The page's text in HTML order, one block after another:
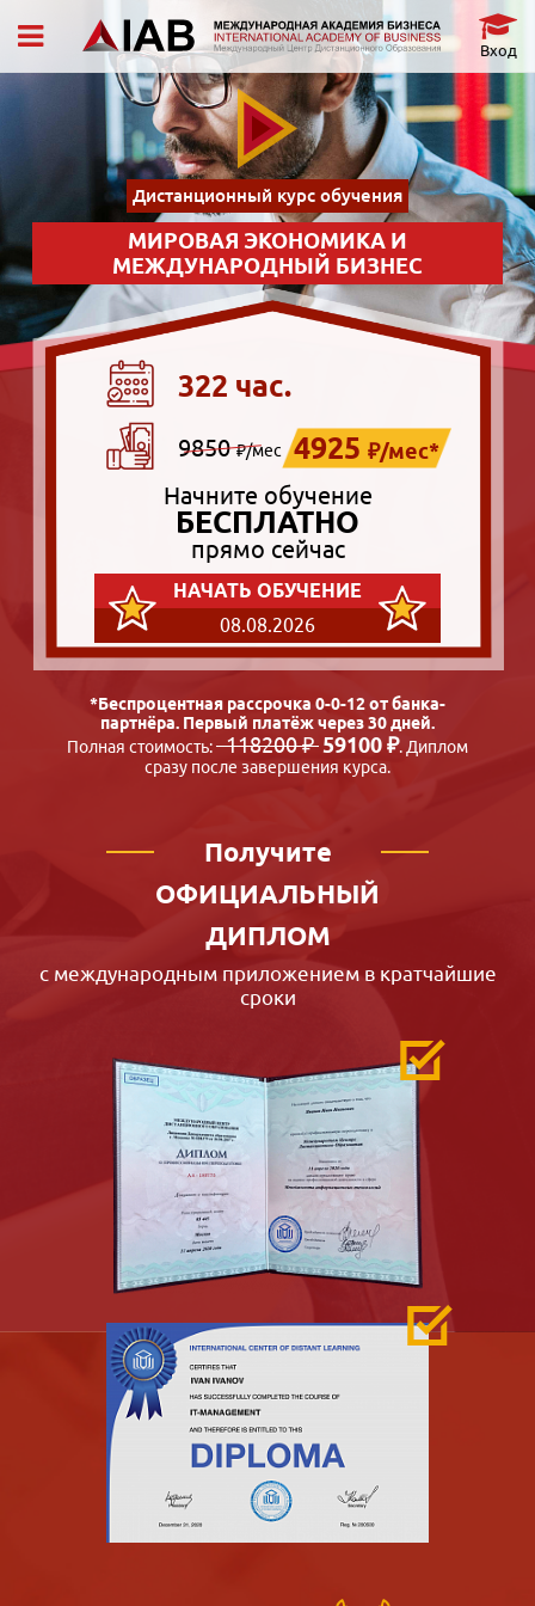
Вход
Дистанционный курс обучения
МИРОВАЯ ЭКОНОМИКА И
МЕЖДУНАРОДНЫЙ БИЗНЕС
322 час.
9850₽/мес 4925 ₽/мес*
Начните обучение
БЕСПЛАТНО
прямо сейчас
НАЧАТЬ ОБУЧЕНИЕ
08.08.2026
*Беспроцентная рассрочка 0-0-12 от банка-
партнёра. Первый платёж через 30 дней.
Полная стоимость:118200 ₽ 59100 ₽. Диплом
сразу после завершения курса.
Получите
ОФИЦИАЛЬНЫЙ
ДИПЛОМ
с международным приложением в кратчайшие
сроки